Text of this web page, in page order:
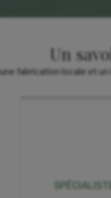
Un
une fabrication locale et